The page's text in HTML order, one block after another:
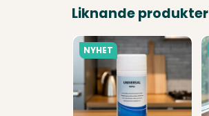
Liknande produkter
NYHET